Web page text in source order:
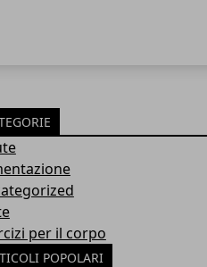
per il corpo
POPOLARI